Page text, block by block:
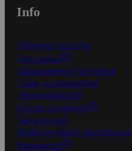
Info
S-Business yrityksille
Oiva-raportit
Osuuskauppojen yhteystiedot
Tilaus- ja toimitusehdot
Tietosuojakäytäntö
Palvelun käyttöehdot
Saavutettavuus
Mobiilisovelluksen saavutettavuus
Mainostajalle